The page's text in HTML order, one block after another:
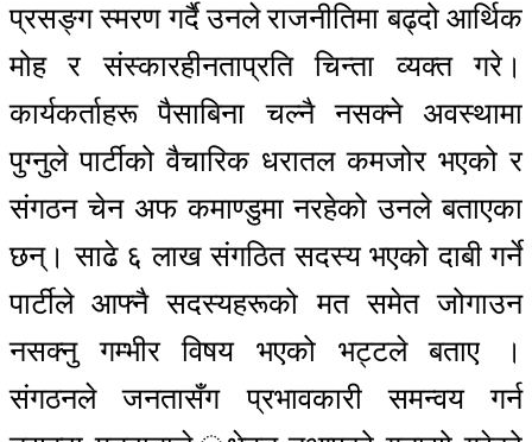
प्रसङ्ग स्मरण गर्दै उनले राजनीतिमा बढ्दो आर्थिक
मोह र संस्कारहीनताप्रति चिन्ता व्यक्त गरे।
कार्यकर्ताहरू पैसाबिना चल्नै नसक्ने अवस्थामा
पुग्नुले पार्टीको वैचारिक धरातल कमजोर भएको र
संगठन चेन अफ कमाण्डुमा नरहेको उनले बताएका
छन्। साढे ६ लाख संगठित सदस्य भएको दाबी गर्ने
पार्टीले आफ्नै सदस्यहरूको मत समेत जोगाउन
नसक्नु गम्भीर विषय भएको भट्टले बताए ।
संगठनले जनतासँग प्रभावकारी समन्वय गर्न